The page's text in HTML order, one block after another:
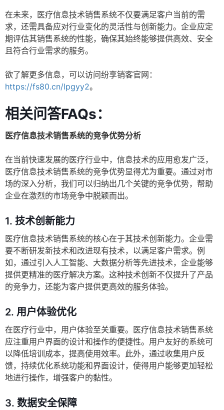
在未来，医疗信息技术销售系统不仅要满足客户当前的需
求，还需具备应对行业变化的灵活性与创新能力。企业应定
期评估其销售系统的性能，确保其始终能够提供高效、安全
且符合行业需求的服务。
欲了解更多信息，可以访问纷享销客官网：
https://fs80.cn/lpgyy2。
相关问答FAQs：
医疗信息技术销售系统的竞争优势分析
在当前快速发展的医疗行业中，信息技术的应用愈发广泛，
医疗信息技术销售系统的竞争优势显得尤为重要。通过对市
场的深入分析，我们可以归纳出几个关键的竞争优势，帮助
企业在激烈的市场竞争中脱颖而出。
1. 技术创新能力
医疗信息技术销售系统的核心在于其技术创新能力。企业需
要不断研发新技术和改进现有技术，以满足客户需求。例
如，通过引入人工智能、大数据分析等先进技术，企业能够
提供更精准的医疗解决方案。这种技术创新不仅提升了产品
的竞争力，还能为客户提供更高效的服务体验。
2. 用户体验优化
在医疗行业中，用户体验至关重要。医疗信息技术销售系统
应注重用户界面的设计和操作的便捷性。用户友好的系统可
以降低培训成本，提高使用效率。此外，通过收集用户反
馈，持续优化系统功能和界面设计，使得用户能够更加轻松
地进行操作，增强客户的黏性。
3. 数据安全保障